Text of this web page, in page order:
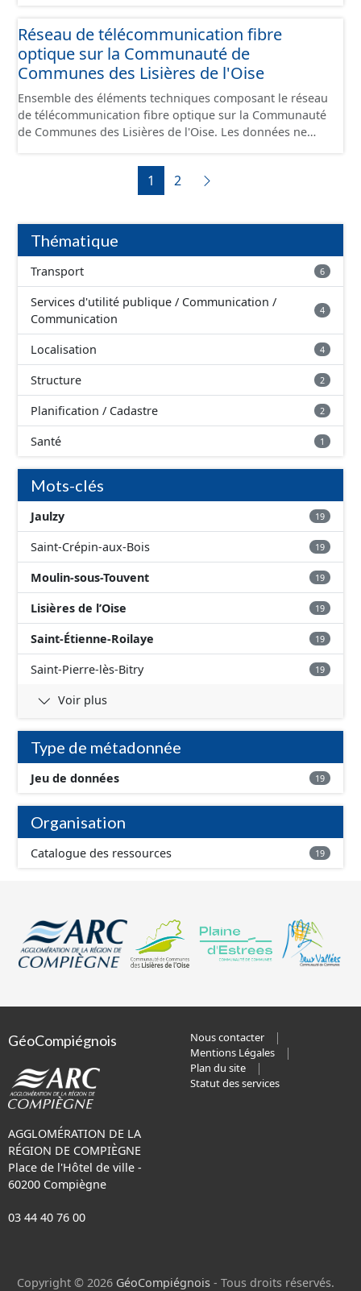
peuvent emprunter des tronçons de voies non
aménagés pour assurer une continuité. Ce jeu de
données comprend uniquement les données avec un
statut "en service", "en travaux" ou "provisoire".
comprend également la localisation des aires de
services/repos (autre fiche de métadonnée). Cette
information est compatible avec les données du
des informations, les données visibles pour les
utilisateurs de "Ma Carte" (outil interne de visualisation)
est uniquement celles des équipements hors
depuis cette fiche comprend tous les équipements, y
compris les stationnements pour répondre aux
données avec un statut "en service", "en travaux" ou
"provisoire".
Réseau de télécommunication fibre
optique sur la Communauté de
Communes des Lisières de l'Oise
Ensemble des éléments techniques composant le réseau
de télécommunication fibre optique sur la Communauté
de Communes des Lisières de l'Oise. Les données ne
1 2
Thématique
Transport 6
Services d'utilité publique / Communication /
Communication
4
Localisation 4
Structure 2
Planification / Cadastre 2
Santé 1
Mots-clés
Jaulzy 19
Saint-Crépin-aux-Bois 19
Moulin-sous-Touvent 19
Lisières de l’Oise 19
Saint-Étienne-Roilaye 19
Saint-Pierre-lès-Bitry 19
Voir plus
Type de métadonnée
Jeu de données 19
Organisation
Catalogue des ressources 19
GéoCompiégnois
AGGLOMÉRATION DE LA
RÉGION DE COMPIÈGNE
Place de l'Hôtel de ville -
60200 Compiègne
03 44 40 76 00
Nous contacter
Mentions Légales
Plan du site
Statut des services
Copyright © 2026 GéoCompiégnois - Tous droits réservés.